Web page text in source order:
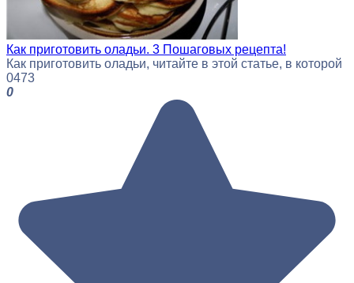
Как приготовить оладьи. 3 Пошаговых рецепта!
Как приготовить оладьи, читайте в этой статье, в которой
0473
0